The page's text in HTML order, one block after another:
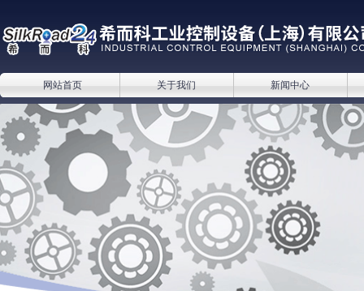
网站首页 关于我们 新闻中心